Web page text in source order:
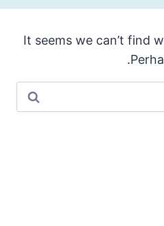
It seems we can’t find